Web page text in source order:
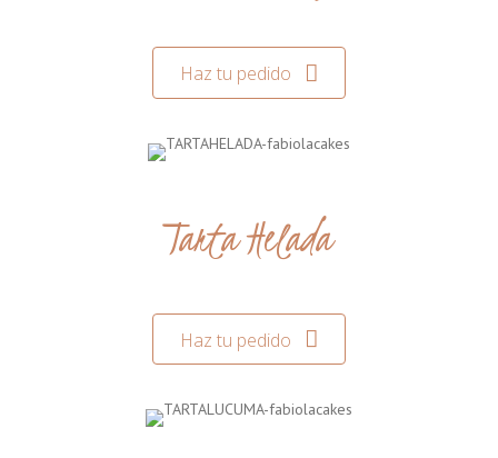
Haz tu pedido
Tarta Helada
Haz tu pedido